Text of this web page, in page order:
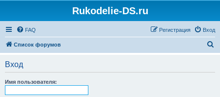
Rukodelie-DS.ru
FAQ Вход
Регистрация
Список форумов
Вход
Имя пользователя: